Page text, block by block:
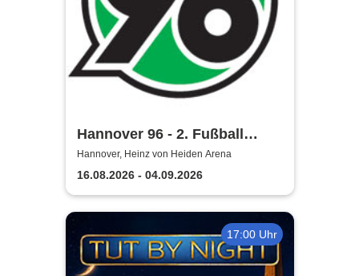
Hannover 96 - 2. Fußball
Bundesliga Saison 2026/27
Hannover, Heinz von Heiden Arena
16.08.2026 - 04.09.2026
17:00 Uhr